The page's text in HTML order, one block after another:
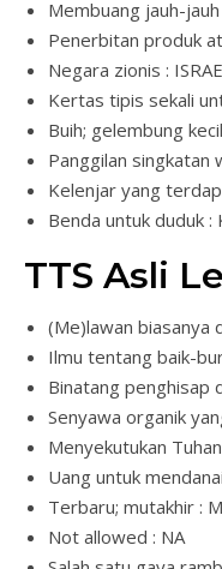
Membuang jauh-
Penerbitan produk
Negara zionis :
Kertas tipis sekali
Buih; gelembung
Panggilan singkatan
Kelenjar yang
Benda untuk duduk :
TTS Asli
(Me)lawan biasanya
Ilmu tentang baik-
Binatang penghisap
Senyawa organik
Menyekutukan
Uang untuk
Terbaru; mutakhir :
Not allowed : NA